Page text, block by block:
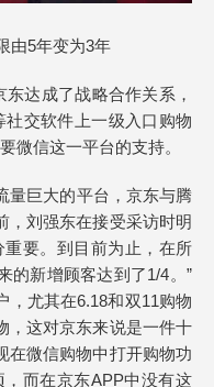
由5年变为3年
达成了战略合作关系，
交软件上一级入口购物
微信这一平台的支持。
量巨大的平台，京东与腾
，刘强东在接受采访时明
要。到目前为止，在所
的新增顾客达到了1/4。”
，尤其在6.18和双11购物
，这对京东来说是一件十
在微信购物中打开购物功
而在京东APP中没有这